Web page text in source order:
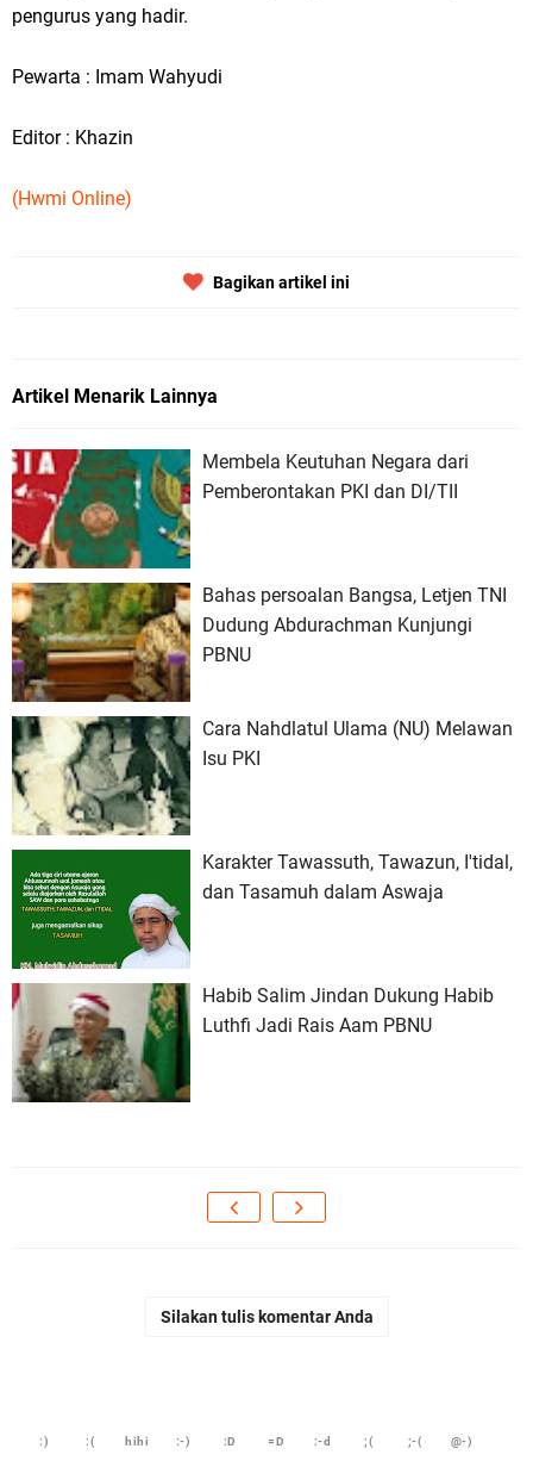
pengurus yang hadir.
Pewarta : Imam Wahyudi
Editor : Khazin
(Hwmi Online)
Bagikan artikel ini
Artikel Menarik Lainnya
Membela Keutuhan Negara dari
Pemberontakan PKI dan DI/TII
Bahas persoalan Bangsa, Letjen TNI
Dudung Abdurachman Kunjungi
PBNU
Cara Nahdlatul Ulama (NU) Melawan
Isu PKI
Karakter Tawassuth, Tawazun, I'tidal,
dan Tasamuh dalam Aswaja
Habib Salim Jindan Dukung Habib
Luthfi Jadi Rais Aam PBNU
Silakan tulis komentar Anda
:) :( hihi :-) :D =D :-d ;( ;-( @-)